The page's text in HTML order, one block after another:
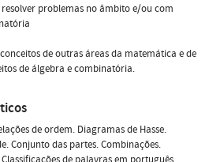
problemas no âmbito e/ou com
de outras áreas da matemática e de
de álgebra e combinatória.
de ordem. Diagramas de Hasse.
Conjunto das partes. Combinações.